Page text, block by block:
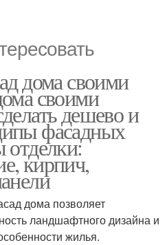
дома своими
своими
дешево и
фасадных
отделки:
кирпич,
дома позволяет
ландшафтного дизайна и
жилья.